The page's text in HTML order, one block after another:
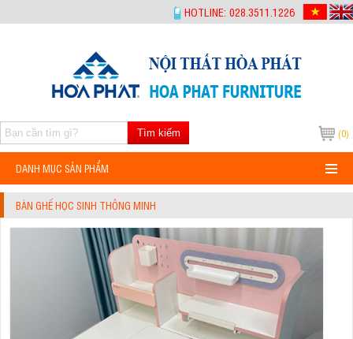
HOTLINE: 028.3511.1226
(0)
Tìm kiếm
DANH MỤC SẢN PHẨM
BÀN GHẾ HỌC SINH THÔNG MINH